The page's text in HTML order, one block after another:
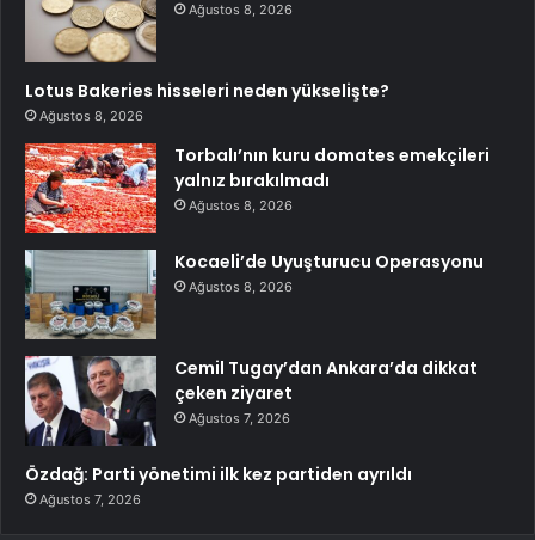
Ağustos 8, 2026
Lotus Bakeries hisseleri neden yükselişte?
Ağustos 8, 2026
Torbalı’nın kuru domates emekçileri
yalnız bırakılmadı
Ağustos 8, 2026
Kocaeli’de Uyuşturucu Operasyonu
Ağustos 8, 2026
Cemil Tugay’dan Ankara’da dikkat
çeken ziyaret
Ağustos 7, 2026
Özdağ: Parti yönetimi ilk kez partiden ayrıldı
Ağustos 7, 2026